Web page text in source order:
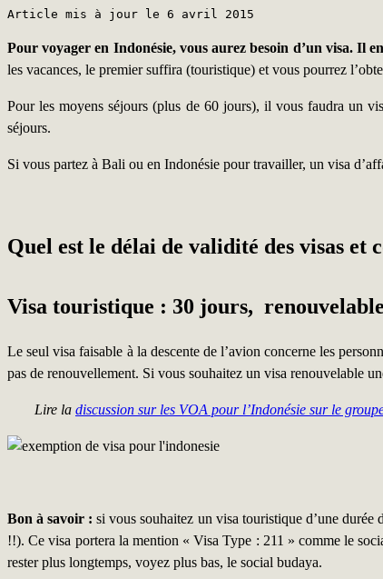
Article mis à jour le 6 avril 2015
Pour voyager en Indonésie, vous aurez besoin d’un visa. Il
les vacances, le premier suffira (touristique) et vous pourrez
Pour les moyens séjours (plus de 60 jours), il vous faudra un
séjours.
Si vous partez à Bali ou en Indonésie pour travailler, un visa
Quel est le délai de validité des visas et
Visa touristique : 30 jours,
Le seul visa faisable à la descente de l’avion concerne les
pas de renouvellement. Si vous souhaitez un visa renouvelable
Lire la discussion sur les VOA pour l’Indonésie sur le
Bon à savoir : si vous souhaitez un visa touristique d’une
!!). Ce visa portera la mention « Visa Type : 211 » comme le
rester plus longtemps, voyez plus bas, le social budaya.